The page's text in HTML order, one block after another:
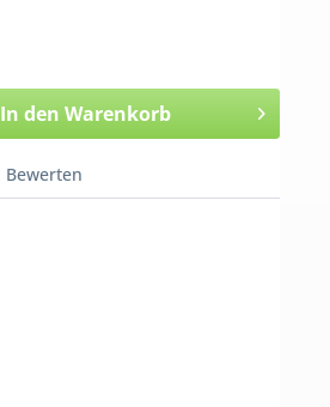
In den Warenkorb
Bewerten